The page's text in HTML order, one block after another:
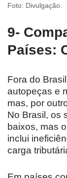
Foto: Divulgação.
9-
Países:
Fora do
autopeças e
mas, por
No Brasil, os
baixos, mas
inclui
carga